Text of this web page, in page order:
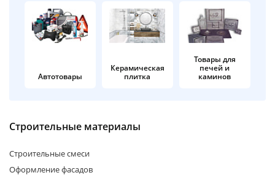
Автотовары
Керамическая
плитка
Товары для
печей и
каминов
Строительные материалы
Строительные смеси
Оформление фасадов
недели